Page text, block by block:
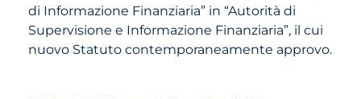
di Informazione Finanziaria” in “Autorità di
Supervisione e Informazione Finanziaria”, il cui
nuovo Statuto contemporaneamente approvo.